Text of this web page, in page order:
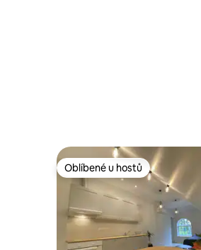
Oblíbené u hostů
Oblíbené u hostů